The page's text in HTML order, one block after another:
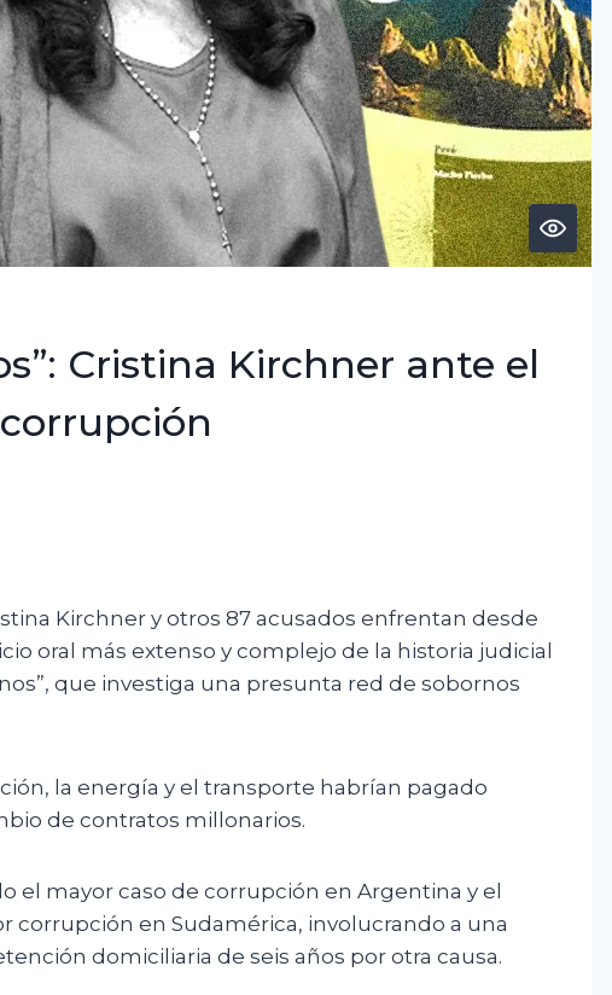
Cristina Kirchner ante el
Kirchner y otros 87 acusados enfrentan desde
oral más extenso y complejo de la historia judicial
que investiga una presunta red de sobornos
la energía y el transporte habrían pagado
de contratos millonarios.
el mayor caso de corrupción en Argentina y el
corrupción en Sudamérica, involucrando a una
domiciliaria de seis años por otra causa.